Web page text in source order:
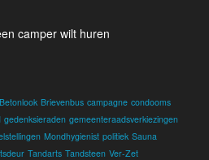
camper wilt huren
Betonlook Brievenbus campagne condooms
gedenksieraden gemeenteraadsverkiezingen
Mondhygienist politiek Sauna
Tandarts Tandsteen Ver-Zet